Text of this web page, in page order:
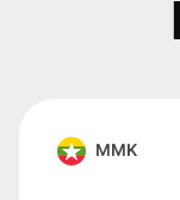
MMK